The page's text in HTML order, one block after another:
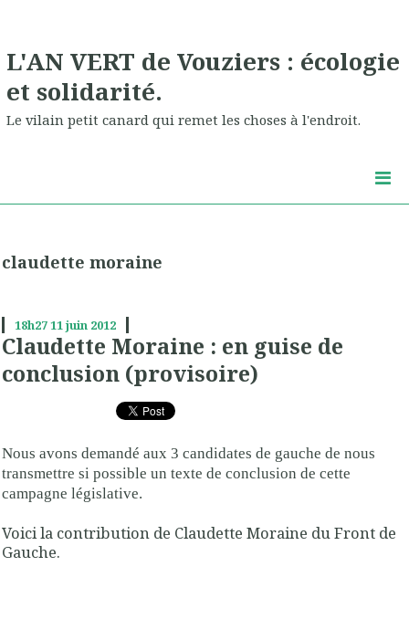
L'AN VERT de Vouziers : écologie
et solidarité.
Le vilain petit canard qui remet les choses à l'endroit.
claudette moraine
18h2711juin 2012
Claudette Moraine : en guise de
conclusion (provisoire)
Nous avons demandé aux 3 candidates de gauche de nous
transmettre si possible un texte de conclusion de cette
campagne législative.
Voici la contribution de Claudette Moraine du Front de
Gauche.